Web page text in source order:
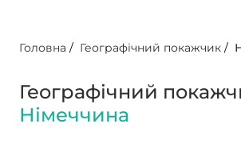
Головна / Географічний покажчик /
Географічний
Німеччина